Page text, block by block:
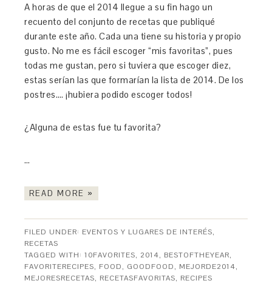
A horas de que el 2014 llegue a su fin hago un
recuento del conjunto de recetas que publiqué
durante este año. Cada una tiene su historia y propio
gusto. No me es fácil escoger “mis favoritas”, pues
todas me gustan, pero si tuviera que escoger diez,
estas serían las que formarían la lista de 2014. De los
postres…. ¡hubiera podido escoger todos!
¿Alguna de estas fue tu favorita?
…
READ MORE »
FILED UNDER: EVENTOS Y LUGARES DE INTERÉS,
RECETAS
TAGGED WITH:10FAVORITES, 2014, BESTOFTHEYEAR,
FAVORITERECIPES, FOOD, GOODFOOD, MEJORDE2014,
MEJORESRECETAS, RECETASFAVORITAS, RECIPES